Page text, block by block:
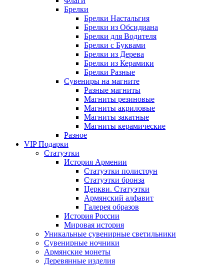
Брелки
Брелки Настальгия
Брелки из Обсидиана
Брелки для Водителя
Брелки с Буквами
Брелки из Дерева
Брелки из Керамики
Брелки Разные
Сувениры на магните
Разные магниты
Магниты резиновые
Магниты акриловые
Магниты закатные
Магниты керамические
Разное
VIP Подарки
Статуэтки
История Армении
Статуэтки полистоун
Статуэтки бронза
Церкви. Статуэтки
Армянский алфавит
Галерея образов
История России
Мировая история
Уникальные сувенирные светильники
Сувенирные ночники
Армянские монеты
Деревянные изделия